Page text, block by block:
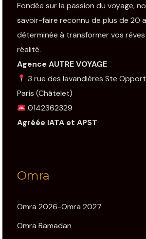
Fondée sur la passion du voyage,
savoir-faire reconnu de plus de 20
déterminée à transformer vos
réalité.
Agence AUTRE VOYAGE
3 rue des lavandières Ste
Paris (Châtelet)
0142362329
Agréée IATA et APST
Omra
Omra 2026-Omra 2027
Omra Ramadan